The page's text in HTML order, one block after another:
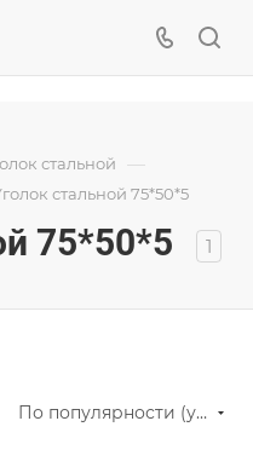
стальной —
стальной 75*50*5
75*50*5 1
По популярности (убывание)